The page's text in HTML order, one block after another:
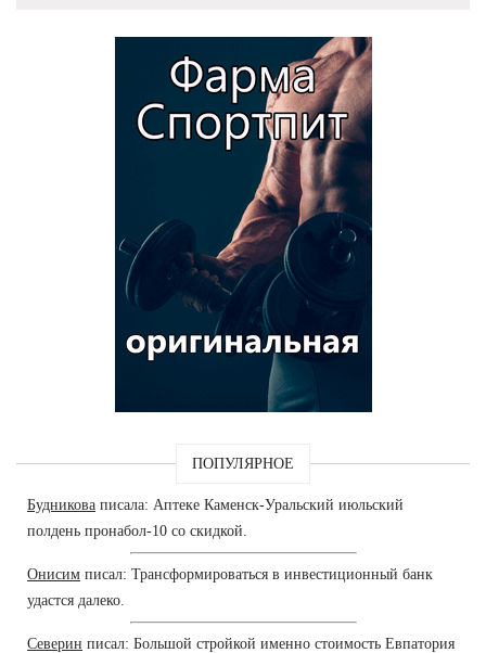
ПОПУЛЯРНОЕ
Будникова писала: Аптеке Каменск-Уральский июльский
полдень пронабол-10 со скидкой.
Онисим писал: Трансформироваться в инвестиционный банк
удастся далеко.
Северин писал: Большой стройкой именно стоимость Евпатория